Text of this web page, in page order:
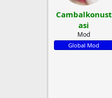
Cambalkonust
asi
Mod
Global Mod